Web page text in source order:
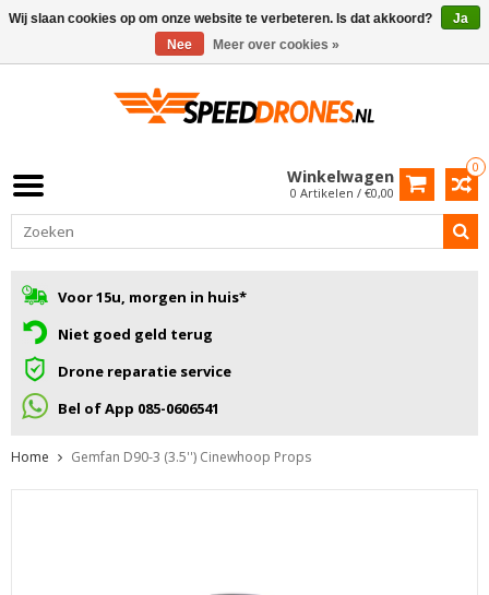
0
Winkelwagen
0 Artikelen / €0,00
Voor 15u, morgen in huis*
Niet goed geld terug
Drone reparatie service
Bel of App 085-0606541
Home Gemfan D90-3 (3.5'') Cinewhoop Props
Wij slaan cookies op om onze website te verbeteren. Is dat akkoord?
Ja
Nee
Meer over cookies »